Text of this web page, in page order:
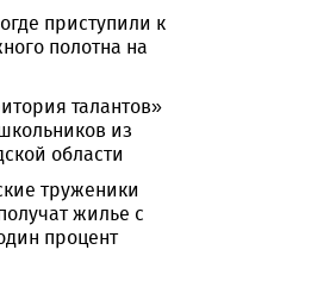
приступили к
полотна на
талантов»
из
области
труженики
жилье с
процент